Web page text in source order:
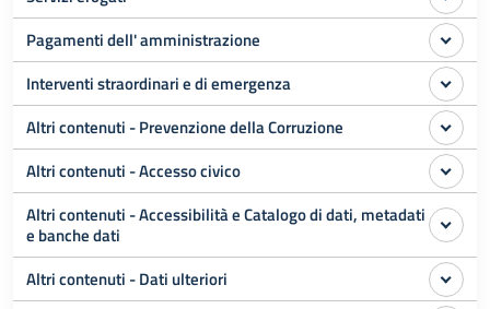
Pagamenti dell' amministrazione
Interventi straordinari e di emergenza
Altri contenuti - Prevenzione della Corruzione
Altri contenuti - Accesso civico
Altri contenuti - Accessibilità e Catalogo di dati, metadati
e banche dati
Altri contenuti - Dati ulteriori